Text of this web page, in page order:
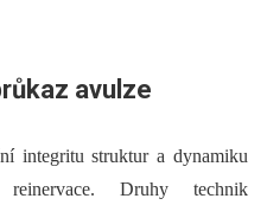
avulze
integritu struktur a dynamiku
Druhy technik